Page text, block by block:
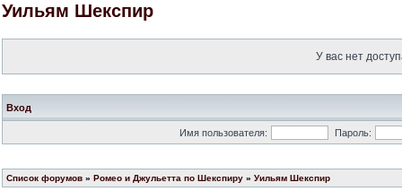
Уильям Шекспир
У вас нет
Вход
Имя пользователя: Пароль:
Список форумов » Ромео и Джульетта по Шекспиру » Уильям Шекспир